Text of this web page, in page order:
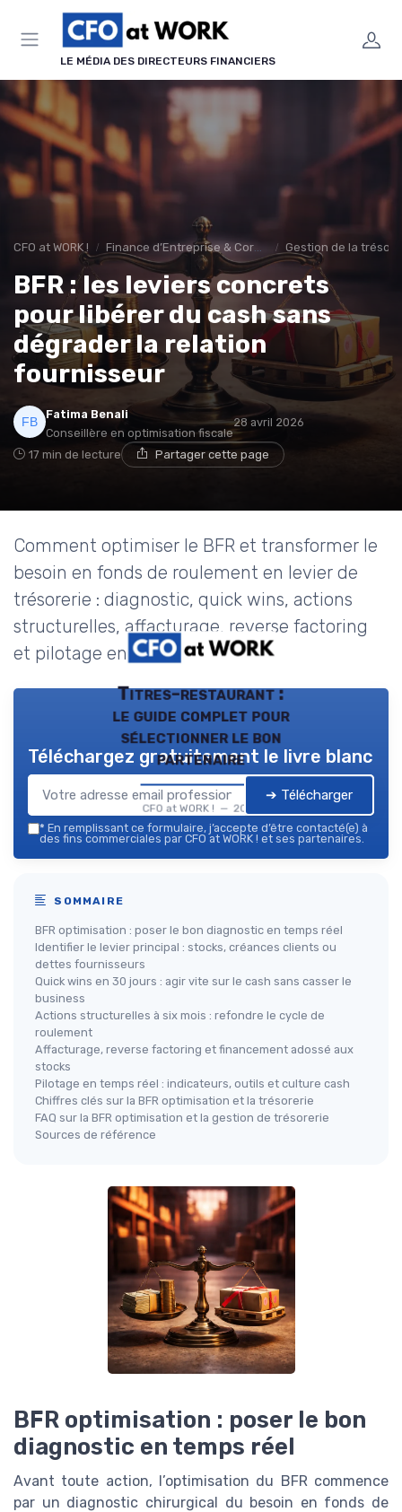
LE MÉDIA DES DIRECTEURS FINANCIERS
CFO at WORK ! Finance d’Entreprise & Corporate Finance Gestion de la
BFR : les leviers concrets
pour libérer du cash sans
dégrader la relation
fournisseur
Fatima Benali
Conseillère en optimisation fiscale
28 avril 2026
17 min de lecture Partager cette page
Comment optimiser le BFR et transformer le
besoin en fonds de roulement en levier de
trésorerie : diagnostic, quick wins, actions
structurelles, affacturage, reverse factoring
et pilotage en temps réel.
Titres-restaurant :
le guide complet pour
sélectionner le bon
partenaire
CFO at WORK ! — 2026
Téléchargez gratuitement le livre blanc
➔ Télécharger
* En remplissant ce formulaire, j’accepte d’être contacté(e) à
des fins commerciales par CFO at WORK ! et ses partenaires.
SOMMAIRE
BFR optimisation : poser le bon diagnostic en temps réel
Identifier le levier principal : stocks, créances clients ou
dettes fournisseurs
Quick wins en 30 jours : agir vite sur le cash sans casser le
business
Actions structurelles à six mois : refondre le cycle de
roulement
Affacturage, reverse factoring et financement adossé aux
stocks
Pilotage en temps réel : indicateurs, outils et culture cash
Chiffres clés sur la BFR optimisation et la trésorerie
FAQ sur la BFR optimisation et la gestion de trésorerie
Sources de référence
BFR optimisation : poser le bon
diagnostic en temps réel
Avant toute action, l’optimisation du BFR commence
par un diagnostic chirurgical du besoin en fonds de
Panneau de gestion des cookies